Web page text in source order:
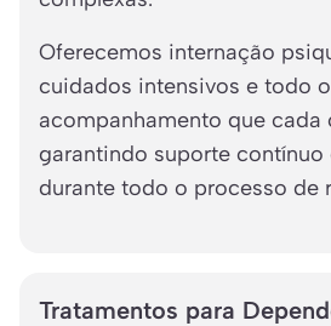
Oferecemos internação
cuidados intensivos e todo o
acompanhamento que cada
garantindo suporte contínuo
durante todo o processo de
Tratamentos para